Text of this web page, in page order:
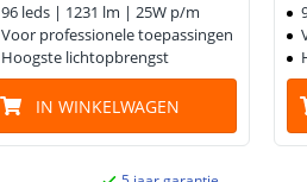
96 leds | 1231 lm | 25W p/m
Voor professionele toepassingen
Hoogste lichtopbrengst
IN WINKELWAGEN